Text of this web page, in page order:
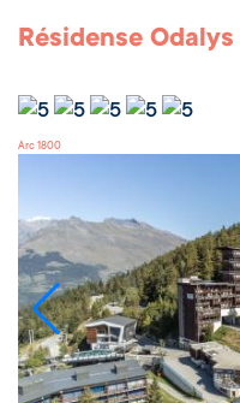
Résidense
Arc 1800